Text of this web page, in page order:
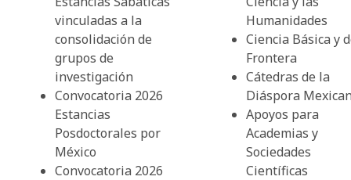
vinculadas a la
consolidación de
grupos de
investigación
Convocatoria 2026
Estancias
Posdoctorales por
México
Convocatoria 2026
Humanidades
Ciencia Básica y
Frontera
Cátedras de la
Diáspora
Apoyos para
Academias y
Sociedades
Científicas